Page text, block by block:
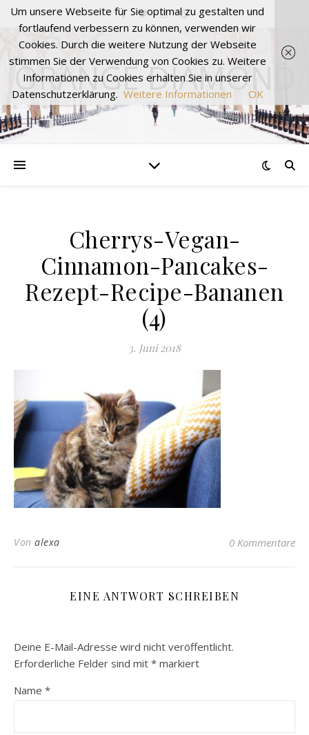
ORANGE DIAMOND
Cherrys-Vegan-
Cinnamon-Pancakes-
Rezept-Recipe-Bananen
(4)
3. Juni 2018
Von alexa 0 Kommentare
EINE ANTWORT SCHREIBEN
Deine E-Mail-Adresse wird nicht veröffentlicht.
Erforderliche Felder sind mit * markiert
Name *
Um unsere Webseite für Sie optimal zu gestalten und
fortlaufend verbessern zu können, verwenden wir
Cookies. Durch die weitere Nutzung der Webseite
stimmen Sie der Verwendung von Cookies zu. Weitere
Informationen zu Cookies erhalten Sie in unserer
Datenschutzerklärung. Weitere Informationen OK